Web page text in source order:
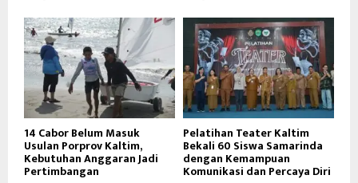
14 Cabor Belum Masuk
Usulan Porprov Kaltim,
Kebutuhan Anggaran Jadi
Pertimbangan
Pelatihan Teater Kaltim
Bekali 60 Siswa Samarinda
dengan Kemampuan
Komunikasi dan Percaya Diri